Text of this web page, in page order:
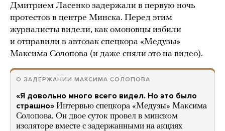
Дмитрием Ласенко задержали в первую ночь
протестов в центре Минска. Перед этим
журналисты видели, как омоновцы избили
и отправили в автозак спецкора «Медузы»
Максима Солопова (и даже сняли это на видео).
О ЗАДЕРЖАНИИ МАКСИМА СОЛОПОВА
«Я довольно много всего видел. Но это было
страшно» Интервью спецкора «Медузы» Максима
Солопова. Он двое суток провел в минском
изоляторе вместе с задержанными на акциях